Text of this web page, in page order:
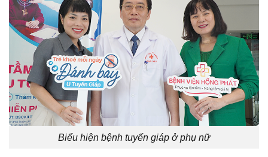
Biểu hiện bệnh tuyến giáp ở phụ nữ